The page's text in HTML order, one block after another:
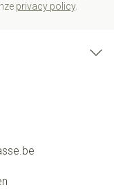
privacy policy.